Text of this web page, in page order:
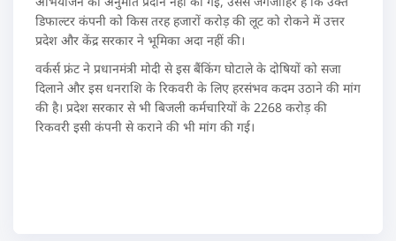
डिफाल्टर कंपनी को किस तरह हजारों करोड़ की लूट को रोकने में उत्तर
प्रदेश और केंद्र सरकार ने भूमिका अदा नहीं की।
वर्कर्स फ्रंट ने प्रधानमंत्री मोदी से इस बैंकिंग घोटाले के दोषियों को सजा
दिलाने और इस धनराशि के रिकवरी के लिए हरसंभव कदम उठाने की मांग
की है। प्रदेश सरकार से भी बिजली कर्मचारियों के 2268 करोड़ की
रिकवरी इसी कंपनी से कराने की भी मांग की गई।